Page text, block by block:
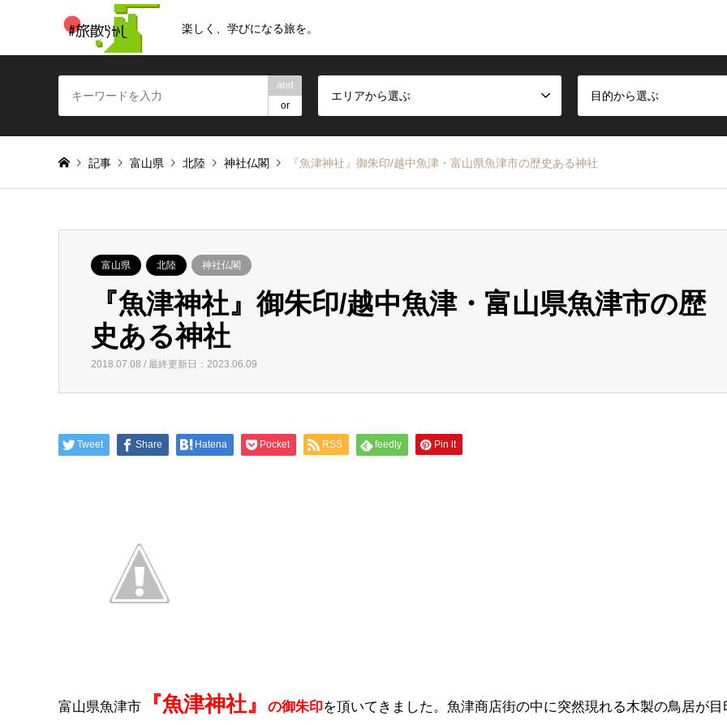
楽しく、学びになる旅を。
and
or
エリアから選ぶ 目的から選ぶ
記事 富山県 北陸 神社仏閣 『魚津神社』御朱印/越中魚津・富山県魚津市の歴史ある神社
富山県 北陸 神社仏閣
『魚津神社』御朱印/越中魚津・富山県魚津市の歴
史ある神社
2018.07.08 / 最終更新日：2023.06.09
Tweet Share Hatena Pocket RSS feedly Pin it
富山県魚津市 『魚津神社』 の御朱印を頂いてきました。魚津商店街の中に突然現れる木製の鳥居が目